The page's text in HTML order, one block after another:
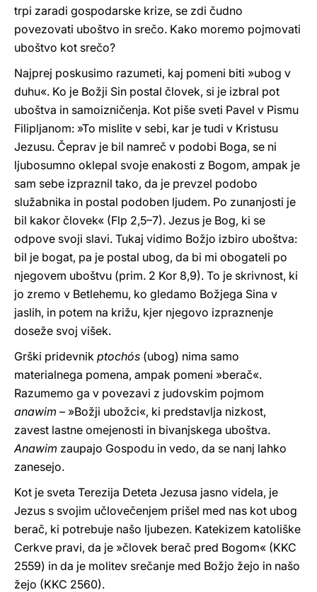
trpi zaradi gospodarske krize, se zdi čudno
povezovati uboštvo in srečo. Kako moremo pojmovati
uboštvo kot srečo?
Najprej poskusimo razumeti, kaj pomeni biti »ubog v
duhu«. Ko je Božji Sin postal človek, si je izbral pot
uboštva in samoizničenja. Kot piše sveti Pavel v Pismu
Filipljanom: »To mislite v sebi, kar je tudi v Kristusu
Jezusu. Čeprav je bil namreč v podobi Boga, se ni
ljubosumno oklepal svoje enakosti z Bogom, ampak je
sam sebe izpraznil tako, da je prevzel podobo
služabnika in postal podoben ljudem. Po zunanjosti je
bil kakor človek« (Flp 2,5–7). Jezus je Bog, ki se
odpove svoji slavi. Tukaj vidimo Božjo izbiro uboštva:
bil je bogat, pa je postal ubog, da bi mi obogateli po
njegovem uboštvu (prim. 2 Kor 8,9). To je skrivnost, ki
jo zremo v Betlehemu, ko gledamo Božjega Sina v
jaslih, in potem na križu, kjer njegovo izpraznenje
doseže svoj višek.
Grški pridevnik ptochós (ubog) nima samo
materialnega pomena, ampak pomeni »berač«.
Razumemo ga v povezavi z judovskim pojmom
anawim – »Božji ubožci«, ki predstavlja nizkost,
zavest lastne omejenosti in bivanjskega uboštva.
Anawim zaupajo Gospodu in vedo, da se nanj lahko
zanesejo.
Kot je sveta Terezija Deteta Jezusa jasno videla, je
Jezus s svojim učlovečenjem prišel med nas kot ubog
berač, ki potrebuje našo ljubezen. Katekizem katoliške
Cerkve pravi, da je »človek berač pred Bogom« (KKC
2559) in da je molitev srečanje med Božjo žejo in našo
žejo (KKC 2560).